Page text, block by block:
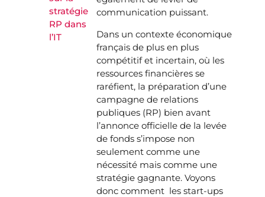
stratégie
RP dans
l’IT
communication puissant.
Dans un contexte économique
français de plus en plus
compétitif et incertain, où les
ressources financières se
raréfient, la préparation d’une
campagne de relations
publiques (RP) bien avant
l’annonce officielle de la levée
de fonds s’impose non
seulement comme une
nécessité mais comme une
stratégie gagnante. Voyons
donc comment les start-ups